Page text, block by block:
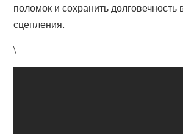
поломок и сохранить долговечность
сцепления.
\